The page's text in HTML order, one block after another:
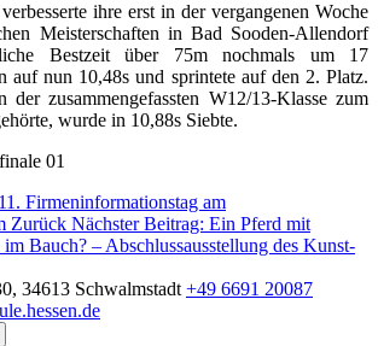
ihre erst in der vergangenen Woche
Meisterschaften in Bad Sooden-Allendorf
Bestzeit über 75m nochmals um 17
auf nun 10,48s und sprintete auf den 2. Platz.
zusammengefassten W12/13-Klasse zum
wurde in 10,88s Siebte.
Firmeninformationstag am
Zurück Nächster Beitrag: Ein Pferd mit
Bauch? – Abschlussausstellung des Kunst-
34613 Schwalmstadt +49 6691 20087